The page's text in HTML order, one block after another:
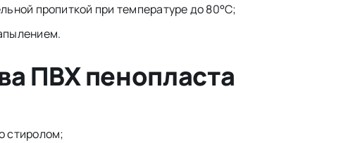
пропиткой при температуре до 80°C;
ПВХ пенопласта
стиролом;